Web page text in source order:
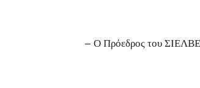
– Ο Πρόεδρος του